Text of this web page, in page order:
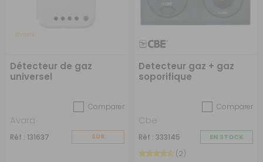
Détecteur de gaz
universel
Comparer
Avara
Réf : 131637
SUR
Detecteur gaz + gaz
soporifique
Comparer
Cbe
Réf : 333145 EN STOCK
(2)